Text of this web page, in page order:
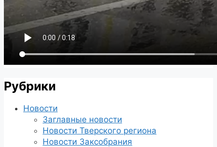
Рубрики
Новости
Заглавные новости
Новости Тверского региона
Новости Заксобрания